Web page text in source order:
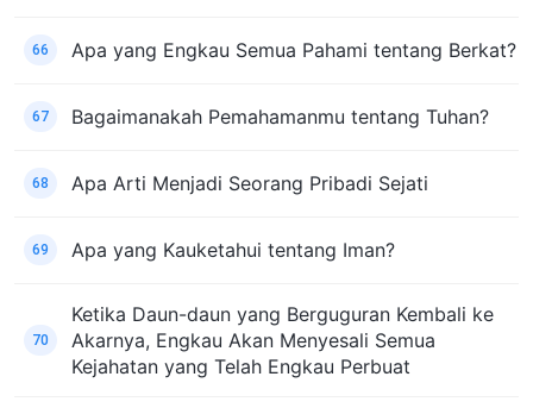
66 Apa yang Engkau Semua Pahami tentang Berkat?
67 Bagaimanakah Pemahamanmu tentang Tuhan?
68 Apa Arti Menjadi Seorang Pribadi Sejati
69 Apa yang Kauketahui tentang Iman?
70
Ketika Daun-daun yang Berguguran Kembali ke
Akarnya, Engkau Akan Menyesali Semua
Kejahatan yang Telah Engkau Perbuat